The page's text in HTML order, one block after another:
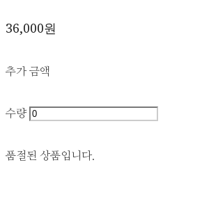
36,000원
추가 금액
수량
품절된 상품입니다.